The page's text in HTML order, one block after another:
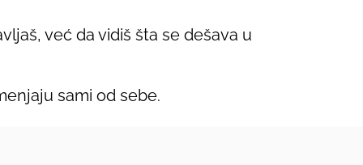
već da vidiš šta se dešava u
sami od sebe.